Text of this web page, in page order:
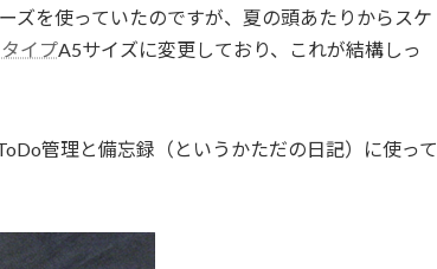
ズを使っていたのですが、夏の頭あたりからスケ
イプA5サイズに変更しており、これが結構しっ
管理と備忘録（というかただの日記）に使って